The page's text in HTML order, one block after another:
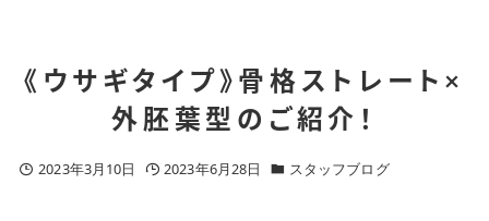
《ウサギタイプ》骨格ストレート×
外胚葉型のご紹介！
2023年3月10日 2023年6月28日 スタッフブログ